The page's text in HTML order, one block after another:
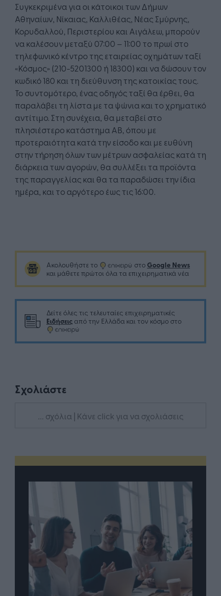
Συγκεκριμένα για οι κάτοικοι των Δήμων
Αθηναίων, Νίκαιας, Καλλιθέας, Νέας Σμύρνης,
Κορυδαλλού, Περιστερίου και Αιγάλεω, μπορούν
να καλέσουν μεταξύ 07:00 – 11:00 το πρωί στο
τηλεφωνικό κέντρο της εταιρείας οχημάτων ταξί
«Κόσμος» (210-5201300 ή 18300) και να δώσουν τον
κωδικό 180 και τη διεύθυνση της κατοικίας τους.
Το συντομότερο, ένας οδηγός ταξί θα έρθει, θα
παραλάβει τη λίστα με τα ψώνια και το χρηματικό
αντίτιμο. Στη συνέχεια, θα μεταβεί στο
πλησιέστερο κατάστημα ΑΒ, όπου με
προτεραιότητα κατά την είσοδο και με ευθύνη
στην τήρηση όλων των μέτρων ασφαλείας κατά τη
διάρκεια των αγορών, θα συλλέξει τα προϊόντα
της παραγγελίας και θα τα παραδώσει την ίδια
ημέρα, και το αργότερο έως τις 16:00.
Ακολουθήστε το στο Google News
και μάθετε πρώτοι όλα τα επιχειρηματικά νέα
Δείτε όλες τις τελευταίες επιχειρηματικές
Ειδήσεις από την Ελλάδα και τον κόσμο στο
Σχολιάστε
... σχόλια | Κάνε click για να σχολιάσεις